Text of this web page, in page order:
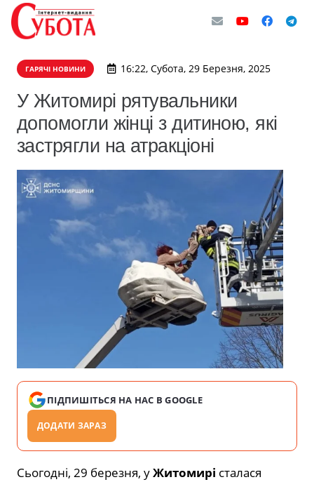
ГАРЯЧІ НОВИНИ 16:22, Субота, 29 Березня, 2025
У Житомирі рятувальники
допомогли жінці з дитиною, які
застрягли на атракціоні
ПІДПИШІТЬСЯ НА НАС В GOOGLE
ДОДАТИ ЗАРАЗ
Сьогодні, 29 березня, уЖитомирі сталася